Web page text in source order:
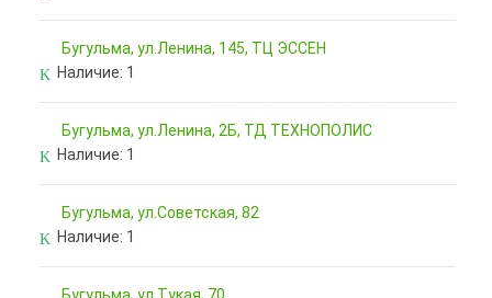
Бугульма, ул.Ленина, 145, ТЦ ЭССЕН
Наличие: 1
Бугульма, ул.Ленина, 2Б, ТД ТЕХНОПОЛИС
Наличие: 1
Бугульма, ул.Советская, 82
Наличие: 1